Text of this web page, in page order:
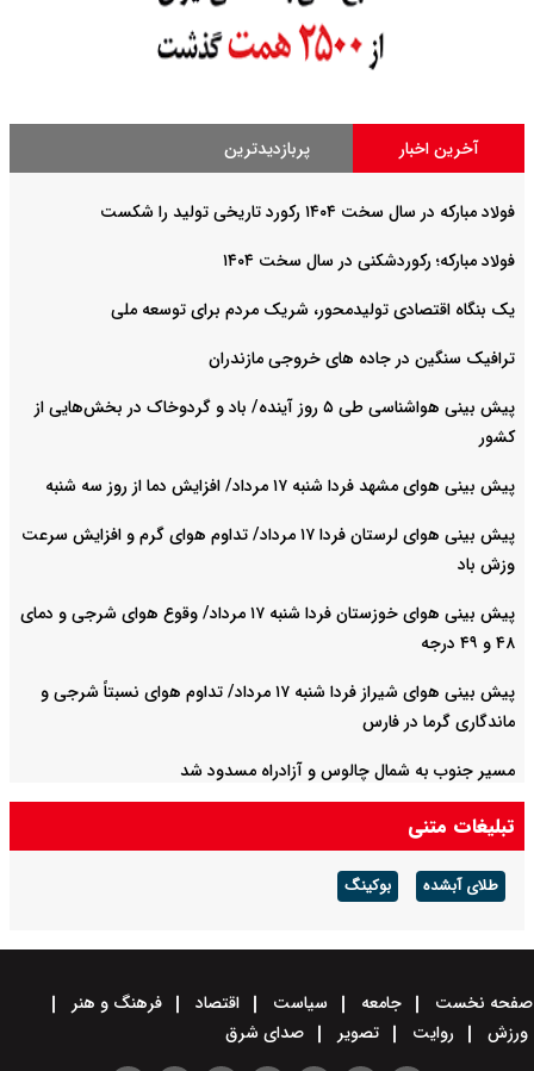
آخرین اخبار پربازدیدترین
فولاد مبارکه در سال سخت ۱۴۰۴ رکورد تاریخی تولید را شکست
فولاد مبارکه؛ رکوردشکنی در سال سخت ۱۴۰۴
یک بنگاه اقتصادی تولیدمحور، شریک مردم برای توسعه ملی
ترافیک سنگین در جاده های خروجی مازندران
پیش بینی هواشناسی طی ۵ روز آینده/ باد و گردوخاک در بخش‌هایی از
کشور
پیش بینی هوای مشهد فردا شنبه ۱۷ مرداد/ افزایش دما از روز سه شنبه
پیش بینی هوای لرستان فردا ۱۷ مرداد/ تداوم هوای گرم و افزایش سرعت
وزش باد
پیش بینی هوای خوزستان فردا شنبه ۱۷ مرداد/ وقوع هوای شرجی و دمای
۴۸ و ۴۹ درجه
پیش بینی هوای شیراز فردا شنبه ۱۷ مرداد/ تداوم هوای نسبتاً شرجی و
ماندگاری گرما در فارس
مسیر جنوب به شمال چالوس و آزادراه مسدود شد
تبلیغات متنی
طلای آبشده بوکینگ
صفحه نخست جامعه سیاست اقتصاد
فرهنگ و هنر
ورزش
روایت تصویر صدای شرق